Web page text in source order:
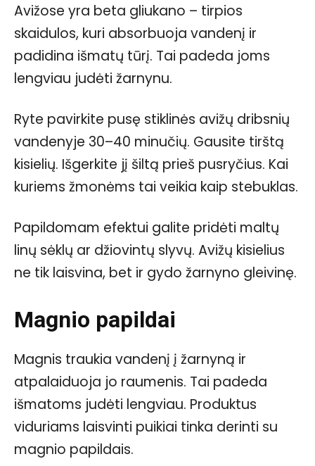
Avižose yra beta gliukano – tirpios
skaidulos, kuri absorbuoja vandenį ir
padidina išmatų tūrį. Tai padeda joms
lengviau judėti žarnynu.
Ryte pavirkite pusę stiklinės avižų dribsnių
vandenyje 30–40 minučių. Gausite tirštą
kisielių. Išgerkite jį šiltą prieš pusryčius. Kai
kuriems žmonėms tai veikia kaip stebuklas.
Papildomam efektui galite pridėti maltų
linų sėklų ar džiovintų slyvų. Avižų kisielius
ne tik laisvina, bet ir gydo žarnyno gleivinę.
Magnio papildai
Magnis traukia vandenį į žarnyną ir
atpalaiduoja jo raumenis. Tai padeda
išmatoms judėti lengviau. Produktus
viduriams laisvinti puikiai tinka derinti su
magnio papildais.